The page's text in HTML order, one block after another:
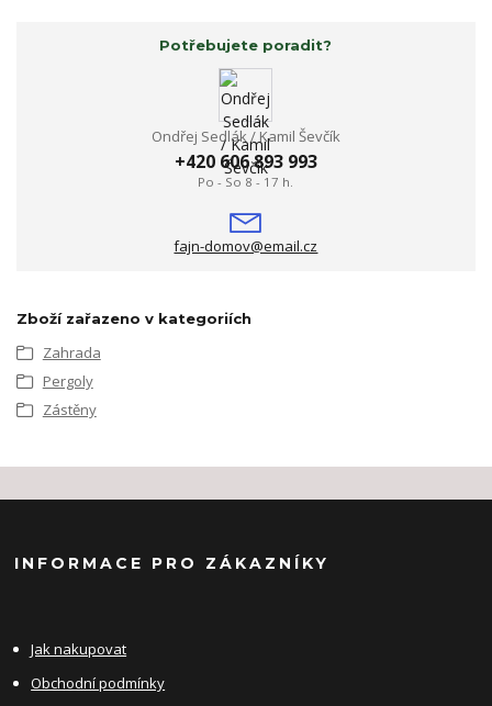
Potřebujete poradit?
Ondřej Sedlák / Kamil Ševčík
+420 606 893 993
Po - So 8 - 17 h.
fajn-domov@email.cz
Zboží zařazeno v kategoriích
Zahrada
Pergoly
Zástěny
INFORMACE PRO ZÁKAZNÍKY
Jak nakupovat
Obchodní podmínky